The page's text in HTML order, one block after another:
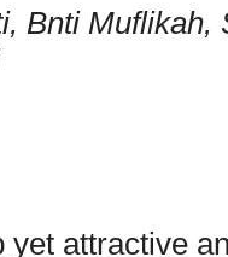
Bnti
attractive